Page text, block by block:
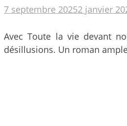
7 septembre 20252 janvier
Avec Toute la vie devant
désillusions. Un roman